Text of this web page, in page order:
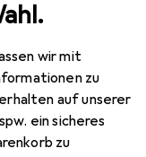
wir mit
zu
auf unserer
ein sicheres
zu
LAZIO (43 - 46)